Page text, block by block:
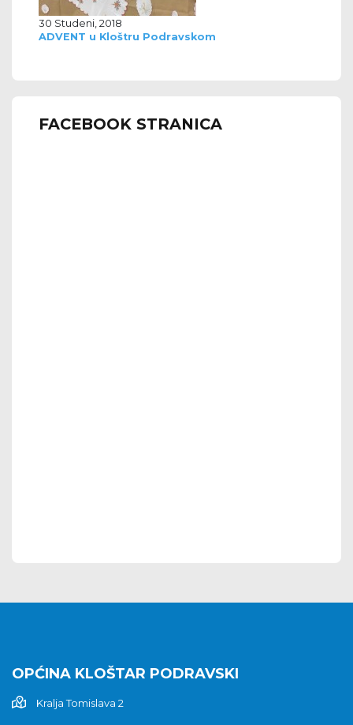
30 Studeni, 2018
ADVENT u Kloštru Podravskom
FACEBOOK STRANICA
OPĆINA KLOŠTAR PODRAVSKI
Kralja Tomislava 2